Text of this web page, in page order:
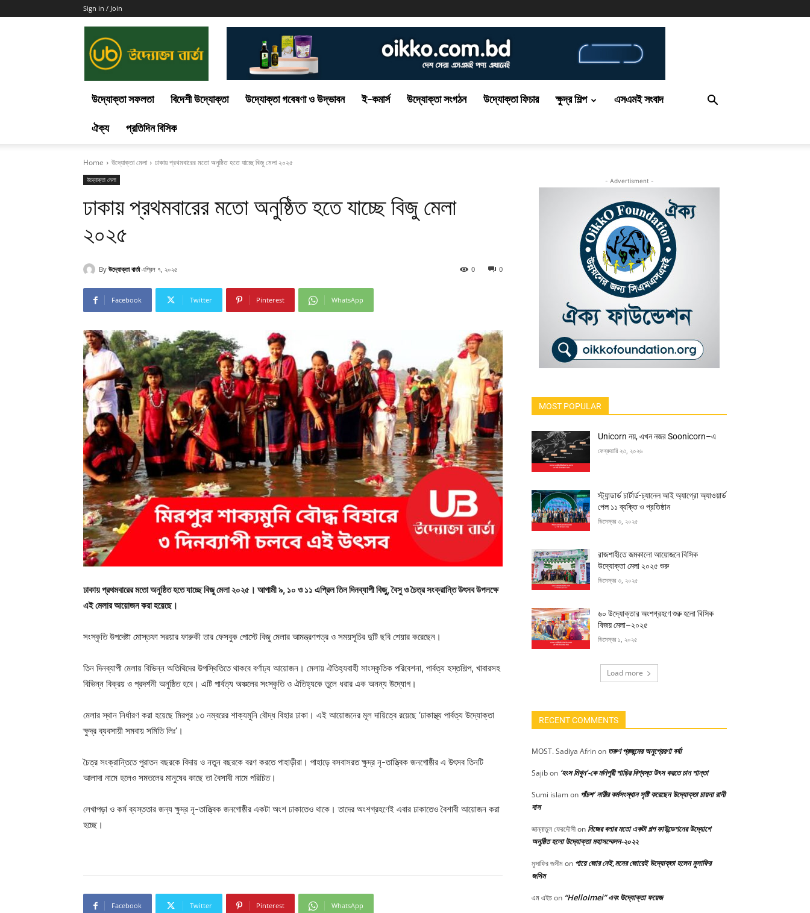
Sign in / Join
উদ্যোক্তা সফলতা বিদেশী উদ্যোক্তা উদ্যোক্তা গবেষণা ও উদ্ভাবন ই-কমার্স উদ্যোক্তা সংগঠন উদ্যোক্তা ফিচার ক্ষুদ্র শিল্প এসএমই সংবাদ
ঐক্য প্রতিদিন বিসিক
Home উদ্যোক্তা মেলা ঢাকায় প্রথমবারের মতো অনুষ্ঠিত হতে যাচ্ছে বিজু মেলা ২০২৫
উদ্যোক্তা মেলা
ঢাকায় প্রথমবারের মতো অনুষ্ঠিত হতে যাচ্ছে বিজু মেলা
২০২৫
By উদ্যোক্তা বার্তা এপ্রিল ৭, ২০২৫ 0
0
Facebook Twitter Pinterest WhatsApp
ঢাকায় প্রথমবারের মতো অনুষ্ঠিত হতে যাচ্ছে বিজু মেলা ২০২৫। আগামী ৯, ১০ ও ১১ এপ্রিল তিন দিনব্যাপী বিজু, বৈসু ও চৈত্র সংক্রান্তি উৎসব উপলক্ষে
এই মেলার আয়োজন করা হয়েছে।
সংস্কৃতি উপদেষ্টা মোস্তফা সরয়ার ফারুকী তার ফেসবুক পোস্টে বিজু মেলার আমন্ত্রণপত্র ও সময়সূচির দুটি ছবি শেয়ার করেছেন।
তিন দিনব্যাপী মেলায় বিভিন্ন অতিথিদের উপস্থিতিতে থাকবে বর্ণাঢ্য আয়োজন। মেলায় ঐতিহ্যবাহী সাংস্কৃতিক পরিবেশনা, পার্বত্য হস্তশিল্প, খাবারসহ
বিভিন্ন বিক্রয় ও প্রদর্শনী অনুষ্ঠিত হবে। এটি পার্বত্য অঞ্চলের সংস্কৃতি ও ঐতিহ্যকে তুলে ধরার এক অনন্য উদ্যোগ।
মেলার স্থান নির্ধারণ করা হয়েছে মিরপুর ১৩ নম্বরের শাক্যমুনি বৌদ্ধ বিহার ঢাকা। এই আয়োজনের মূল দায়িত্বে রয়েছে ‘ঢাকাস্থ্য পার্বত্য উদ্যোক্তা
ক্ষুদ্র ব্যবসায়ী সমবায় সমিতি লিঃ’।
চৈত্র সংক্রান্তিতে পুরাতন বছরকে বিদায় ও নতুন বছরকে বরণ করতে পাহাড়ীরা। পাহাড়ে বসবাসরত ক্ষুদ্র নৃ-তাত্ত্বিক জনগোষ্ঠীর এ উৎসব তিনটি
আলাদা নামে হলেও সমতলের মানুষের কাছে তা বৈসাবী নামে পরিচিত।
লেখাপড়া ও কর্ম ব্যস্ততার জন্য ক্ষুদ্র নৃ-তাত্ত্বিক জনগোষ্ঠীর একটা অংশ ঢাকাতেও থাকে। তাদের অংশগ্রহণেই এবার ঢাকাতেও বৈশাবী আয়োজন করা
হচ্ছে।
Facebook Twitter Pinterest WhatsApp
- Advertisment -
MOST POPULAR
Unicorn নয়, এখন নজর Soonicorn–এ
ফেব্রুয়ারি ২৩, ২০২৬
স্ট্যান্ডার্ড চার্টার্ড-চ্যানেল আই অ্যাগ্রো অ্যাওয়ার্ড
পেল ১১ ব্যক্তি ও প্রতিষ্ঠান
ডিসেম্বর ৩, ২০২৫
রাজশাহীতে জমকালো আয়োজনে বিসিক
উদ্যোক্তা মেলা ২০২৫ শুরু
ডিসেম্বর ৩, ২০২৫
৬০ উদ্যোক্তার অংশগ্রহণে শুরু হলো বিসিক
বিজয় মেলা–২০২৫
ডিসেম্বর ১, ২০২৫
Load more
RECENT COMMENTS
MOST. Sadiya Afrinon তরুণ প্রজন্মের অনুপ্রেরণা বর্ষা
Sajibon ‘হংস মিথুন’-কে মনিপুরী শাড়ির বিশ্বস্ত উৎস করতে চান শান্তা
Sumi islamon পাঁচশ’ নারীর কর্মসংস্থান সৃষ্টি করেছেন উদ্যোক্তা চায়না রানী
দাস
জান্নাতুল ফেরদৌসীon নিজের বলার মতো একটা গল্প ফাউন্ডেশনের উদ্যোগে
অনুষ্ঠিত হলো উদ্যোক্তা মহাসম্মেলন-২০২২
মুসাফির জসীমon পায়ে জোর নেই,মনের জোরেই উদ্যোক্তা হলেন মুসাফির
জসিম
এম এইচon “HelloImei” এবং উদ্যোক্তা ফয়েজ